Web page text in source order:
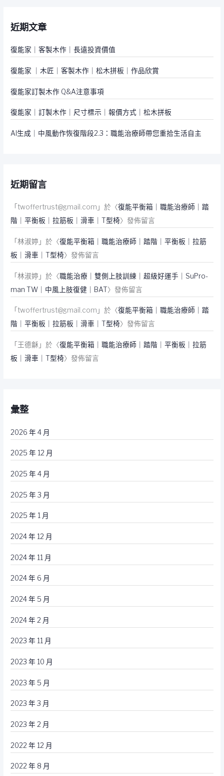
字
近期文章
復能家｜客製木作｜長遠投資價值
復能家 ｜木匠｜客製木作｜松木拼板｜作品欣賞
復能家訂製木作 Q&A注意事項
復能家｜訂製木作｜尺寸標示｜報價方式｜松木拼板
AI生成｜中風動作恢復階段2.3：職能治療師帶您重拾生活自主
近期留言
「twoffertrust@gmail.com 」於〈復能平衡箱｜職能治療師｜踏
階｜平衡板｜拉筋板｜滑車｜T型椅〉發佈留言
「林淑婷 」於〈復能平衡箱｜職能治療師｜踏階｜平衡板｜拉筋
板｜滑車｜T型椅〉發佈留言
「林淑婷 」於〈職能治療｜雙側上肢訓練｜超級好運手｜SuPro-
man TW｜中風上肢復健｜BAT〉發佈留言
「twoffertrust@gmail.com 」於〈復能平衡箱｜職能治療師｜踏
階｜平衡板｜拉筋板｜滑車｜T型椅〉發佈留言
「 王德龢 」於〈復能平衡箱｜職能治療師｜踏階｜平衡板｜拉筋
板｜滑車｜T型椅〉發佈留言
彙整
2026 年 4 月
2025 年 12 月
2025 年 4 月
2025 年 3 月
2025 年 1 月
2024 年 12 月
2024 年 11 月
2024 年 6 月
2024 年 5 月
2024 年 2 月
2023 年 11 月
2023 年 10 月
2023 年 5 月
2023 年 3 月
2023 年 2 月
2022 年 12 月
2022 年 8 月